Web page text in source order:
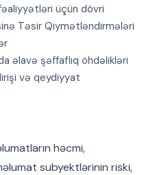
üçün dövri
Təsir Qiymətləndirmələri
əlavə şəffaflıq öhdəlikləri
və qeydiyyat
həcmi,
subyektlərinin riski,